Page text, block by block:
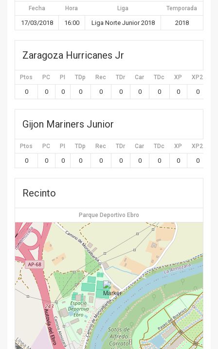
Fecha Hora Liga Temporada
17/03/2018 16:00 Liga Norte Junior 2018 2018
Zaragoza Hurricanes Jr
Ptos PC PI TDp Rec TDr Car TDc XP XP2
0 0 0 0 0 0 0 0 0 0
Gijon Mariners Junior
Ptos PC PI TDp Rec TDr Car TDc XP XP2
0 0 0 0 0 0 0 0 0 0
Recinto
Parque Deportivo Ebro